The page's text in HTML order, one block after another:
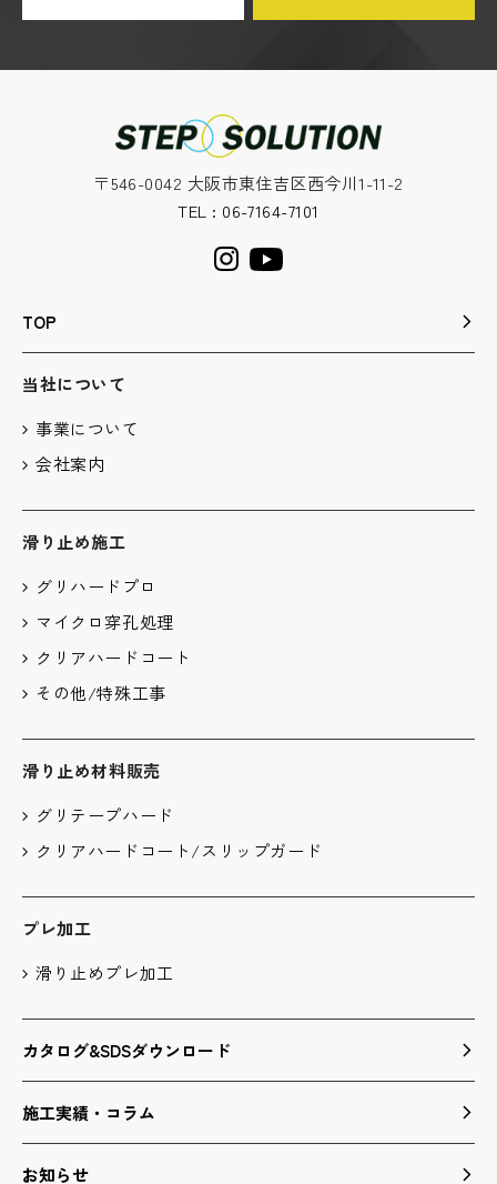
〒546-0042 大阪市東住吉区西今川1-11-2
TEL : 06-7164-7101
TOP
当社について
事業について
会社案内
滑り止め施工
グリハードプロ
マイクロ穿孔処理
クリアハードコート
その他/特殊工事
滑り止め材料販売
グリテープハード
クリアハードコート/スリップガード
プレ加工
滑り止めプレ加工
カタログ&SDSダウンロード
施工実績・コラム
お知らせ